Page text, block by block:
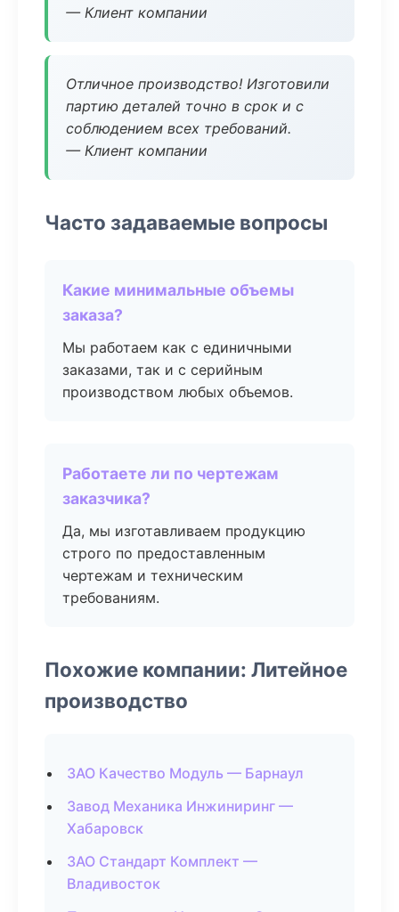
— Клиент компании
Отличное производство! Изготовили
партию деталей точно в срок и с
соблюдением всех требований.
— Клиент компании
Часто задаваемые вопросы
Какие минимальные объемы
заказа?
Мы работаем как с единичными
заказами, так и с серийным
производством любых объемов.
Работаете ли по чертежам
заказчика?
Да, мы изготавливаем продукцию
строго по предоставленным
чертежам и техническим
требованиям.
Похожие компании: Литейное
производство
ЗАО Качество Модуль — Барнаул
Завод Механика Инжиниринг —
Хабаровск
ЗАО Стандарт Комплект —
Владивосток